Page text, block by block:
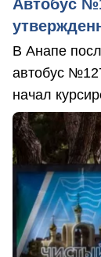
Автобус
В Анапе
автобус
начал